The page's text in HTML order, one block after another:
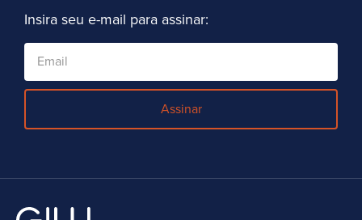
Insira seu e-mail para assinar:
Assinar